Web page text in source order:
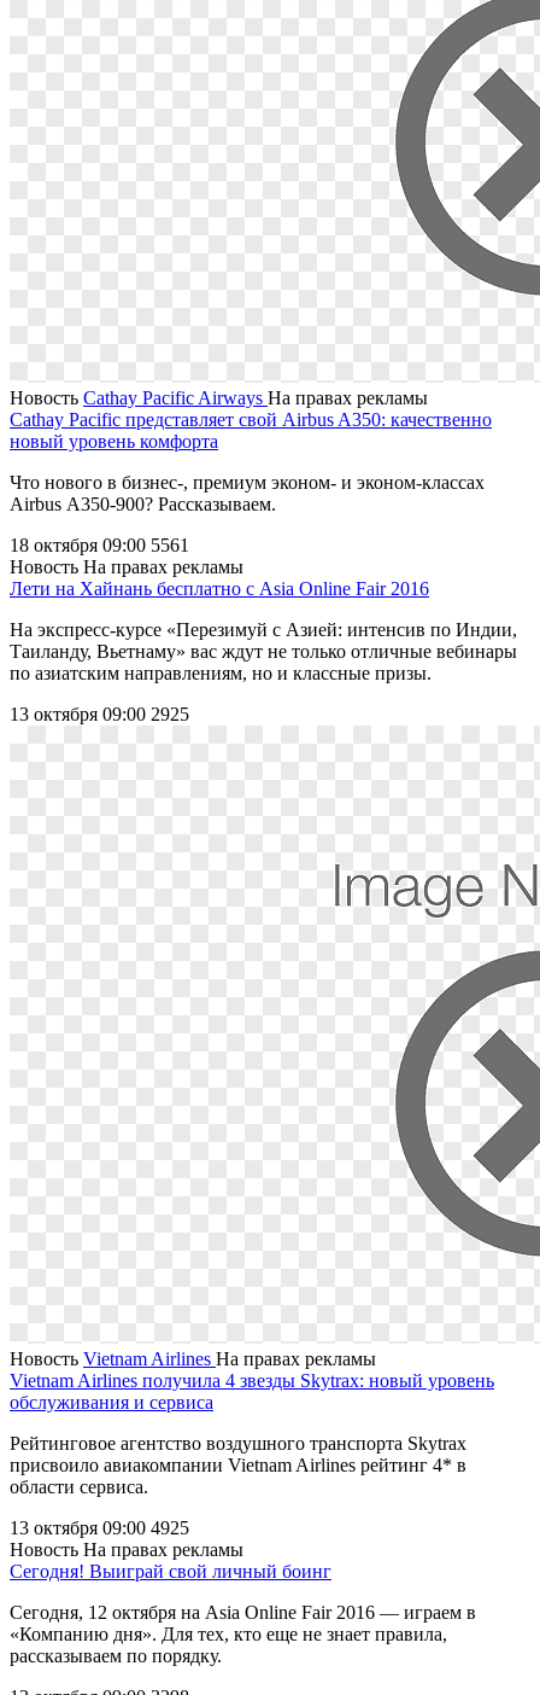
Новость Cathay Pacific Airways На правах рекламы
Cathay Pacific представляет свой Airbus A350: качественно
новый уровень комфорта
Что нового в бизнес-, премиум эконом- и эконом-классах
Airbus А350-900? Рассказываем.
18 октября 09:00 5561
Новость На правах рекламы
Лети на Хайнань бесплатно с Asia Online Fair 2016
На экспресс-курсе «Перезимуй с Азией: интенсив по Индии,
Таиланду, Вьетнаму» вас ждут не только отличные вебинары
по азиатским направлениям, но и классные призы.
13 октября 09:00 2925
Новость Vietnam Airlines На правах рекламы
Vietnam Airlines получила 4 звезды Skytrax: новый уровень
обслуживания и сервиса
Рейтинговое агентство воздушного транспорта Skytrax
присвоило авиакомпании Vietnam Airlines рейтинг 4* в
области сервиса.
13 октября 09:00 4925
Новость На правах рекламы
Сегодня! Выиграй свой личный боинг
Сегодня, 12 октября на Asia Online Fair 2016 — играем в
«Компанию дня». Для тех, кто еще не знает правила,
рассказываем по порядку.